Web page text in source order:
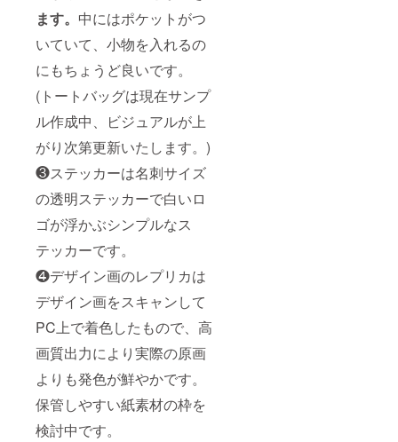
ます。 中にはポケットがつ
いていて、小物を入れるの
にもちょうど良いです。
(トートバッグは現在サンプ
ル作成中、ビジュアルが上
がり次第更新いたします。)
❸ステッカーは名刺サイズ
の透明ステッカーで白いロ
ゴが浮かぶシンプルなス
テッカーです。
❹デザイン画のレプリカは
デザイン画をスキャンして
PC上で着色したもので、高
画質出力により実際の原画
よりも発色が鮮やかです。
保管しやすい紙素材の枠を
検討中です。